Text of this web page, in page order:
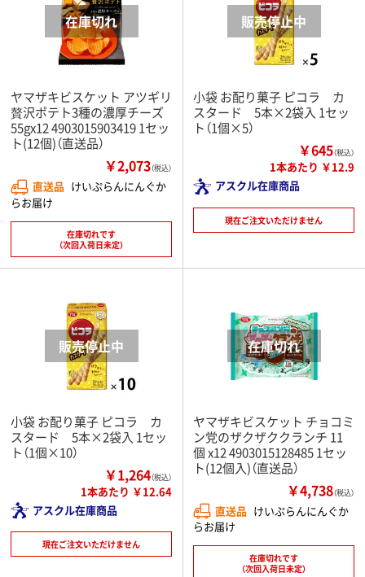
ヤマザキビスケット アツギリ
贅沢ポテト3種の濃厚チーズ
55gx12 4903015903419 1セッ
ト(12個)（直送品）
￥2,073（税込）
直送品 けいぷらんにんぐか
らお届け
在庫切れです
（次回入荷日未定）
小袋 お配り菓子 ピコラ カ
スタード 5本×2袋入 1セッ
ト（1個×5）
￥645（税込）
1本あたり ￥12.9
アスクル在庫商品
現在ご注文いただけません
小袋 お配り菓子 ピコラ カ
スタード 5本×2袋入 1セッ
ト（1個×10）
￥1,264（税込）
1本あたり ￥12.64
アスクル在庫商品
現在ご注文いただけません
ヤマザキビスケット チョコミ
ン党のザクザククランチ 11
個 x12 4903015128485 1セッ
ト(12個入)（直送品）
￥4,738（税込）
直送品 けいぷらんにんぐか
らお届け
在庫切れです
（次回入荷日未定）